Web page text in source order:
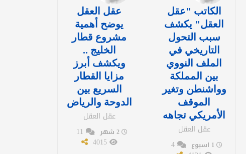
الكاتب "عقل
العقل" يكشف
سبب التحول
التاريخي في
الملف النووي
بين المملكة
وواشنطن وتغير
الموقف
الأمريكي تجاهه
عقل العقل
4
عقل العقل
يوضح أهمية
مشروع قطار
الخليج ..
ويكشف أبرز
مزايا القطار
السريع بين
الدوحة والرياض
عقل العقل
2 شهر
4015